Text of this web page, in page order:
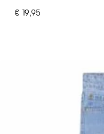
€ 19,95